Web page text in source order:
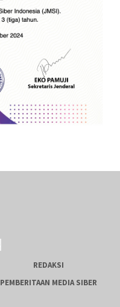
REDAKSI
PEMBERITAAN MEDIA SIBER